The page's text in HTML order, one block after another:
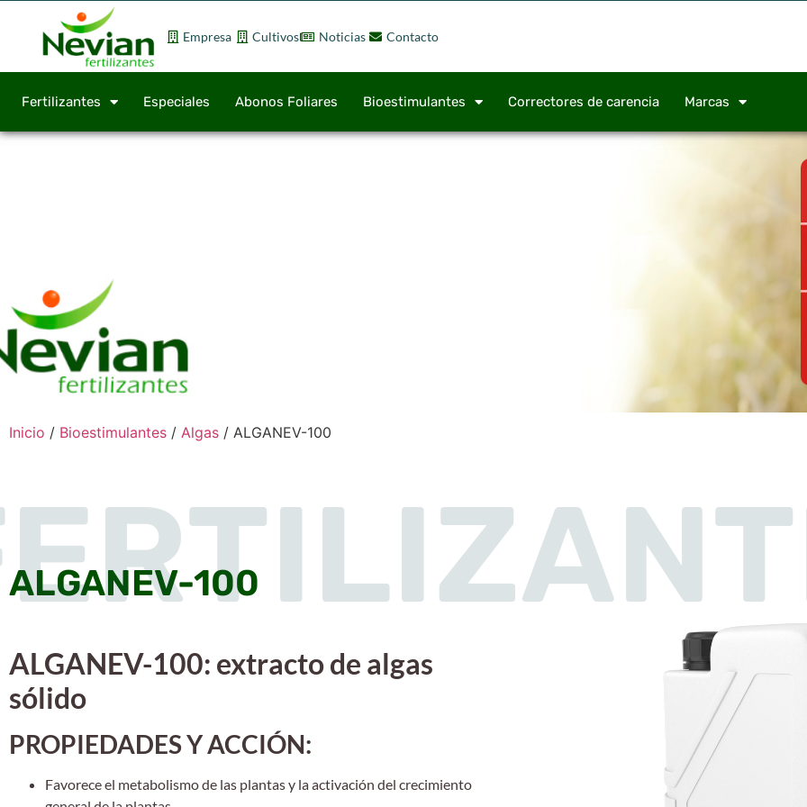
Empresa Cultivos Noticias Contacto
Fertilizantes Especiales Abonos Foliares Bioestimulantes Correctores de carencia Marcas
Inicio / Bioestimulantes / Algas / ALGANEV-100
ALGANEV-100
ALGANEV-100: extracto de algas
sólido
PROPIEDADES Y ACCIÓN:
Favorece el metabolismo de las plantas y la activación del crecimiento